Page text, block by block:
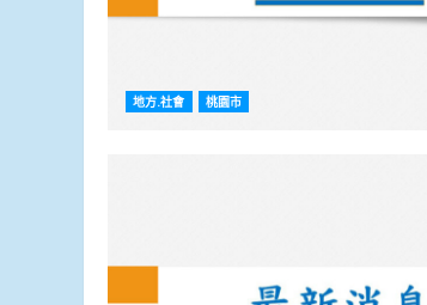
地方.社會 桃園市